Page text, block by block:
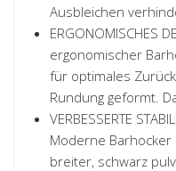
Ausbleichen
ERGONOMISCHES
ergonomischer
für optimales
Rundung geformt.
VERBESSERTE
Moderne
breiter, schwarz